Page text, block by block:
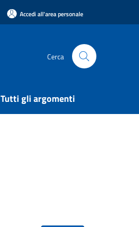
Accedi all'area personale
Cerca
Tutti gli argomenti